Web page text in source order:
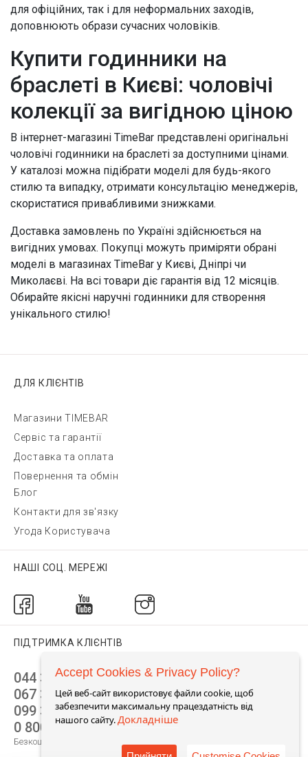
для офіційних, так і для неформальних заходів,
доповнюють образи сучасних чоловіків.
Купити годинники на
браслеті в Києві: чоловічі
колекції за вигідною ціною
В інтернет-магазині TimeBar представлені оригінальні
чоловічі годинники на браслеті за доступними цінами.
У каталозі можна підібрати моделі для будь-якого
стилю та випадку, отримати консультацію менеджерів,
скористатися привабливими знижками.
Доставка замовлень по Україні здійснюється на
вигідних умовах. Покупці можуть приміряти обрані
моделі в магазинах TimeBar у Києві, Дніпрі чи
Миколаєві. На всі товари діє гарантія від 12 місяців.
Обирайте якісні наручні годинники для створення
унікального стилю!
ДЛЯ КЛІЄНТІВ
Магазини TIMEBAR
Сервіс та гарантії
Доставка та оплата
Повернення та обмін
Блог
Контакти для зв'язку
Угода Користувача
НАШІ СОЦ. МЕРЕЖІ
ПІДТРИМКА КЛІЄНТІВ
044 392 44 45
067 344 14 44 (viber)
099 399 23 80
0 800 305 805
Безкоштовно по Україні
Accept Cookies & Privacy Policy?
Цей веб-сайт використовує файли cookie, щоб
забезпечити максимальну працездатність від
нашого сайту.Докладніше